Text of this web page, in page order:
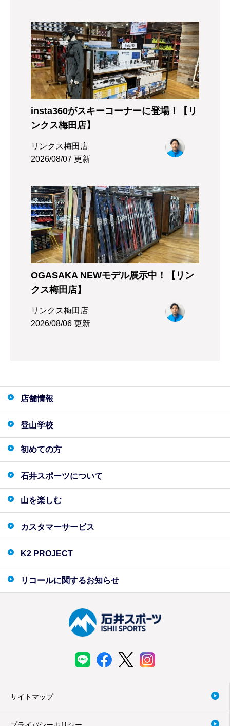
insta360がスキーコーナーに登場！【リ
ンクス梅田店】
リンクス梅田店
2026/08/07 更新
OGASAKA NEWモデル展示中！【リン
クス梅田店】
リンクス梅田店
2026/08/06 更新
店舗情報
登山学校
初めての方
石井スポーツについて
山を楽しむ
カスタマーサービス
K2 PROJECT
リコールに関するお知らせ
サイトマップ